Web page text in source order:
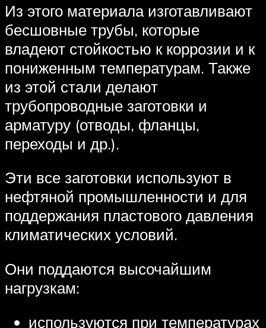
Из этого материала изготавливают
бесшовные трубы, которые
владеют стойкостью к коррозии и к
пониженным температурам. Также
из этой стали делают
трубопроводные заготовки и
арматуру (отводы, фланцы,
переходы и др.).
Эти все заготовки используют в
нефтяной промышленности и для
поддержания пластового давления
климатических условий.
Они поддаются высочайшим
нагрузкам:
используются при температурах